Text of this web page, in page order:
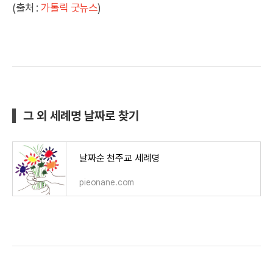
(출처 :가톨릭 굿뉴스)
그 외 세례명 날짜로 찾기
날짜순 천주교 세례명
pieonane.com